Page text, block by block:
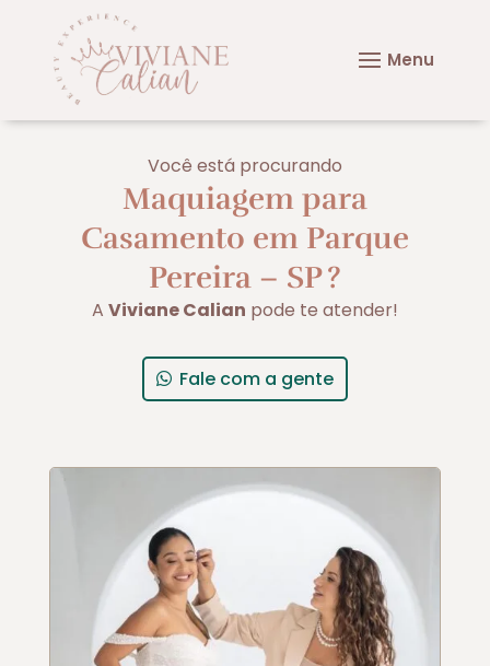
Você está procurando
Maquiagem para
Casamento em Parque
Pereira – SP?
A Viviane Calian pode te atender!
Fale com a gente